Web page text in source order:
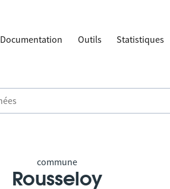
Documentation Outils Statistiques
commune
Rousseloy